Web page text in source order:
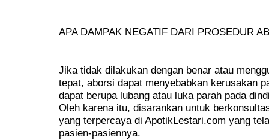
APA DAMPAK NEGATIF DARI PROSEDUR
Jika tidak dilakukan dengan benar atau
tepat, aborsi dapat menyebabkan kerusakan
dapat berupa lubang atau luka parah pada
Oleh karena itu, disarankan untuk
yang terpercaya di ApotikLestari.com yang
pasien-pasiennya.